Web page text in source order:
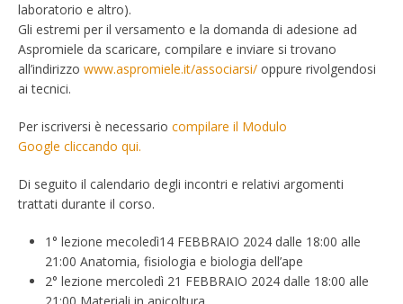
laboratorio e altro).
Gli estremi per il versamento e la domanda di adesione ad
Aspromiele da scaricare, compilare e inviare si trovano
all’indirizzo www.aspromiele.it/associarsi/ oppure rivolgendosi
ai tecnici.
Per iscriversi è necessario compilare il Modulo
Google cliccando qui.
Di seguito il calendario degli incontri e relativi argomenti
trattati durante il corso.
1° lezione mecoledì14 FEBBRAIO 2024 dalle 18:00 alle
21:00 Anatomia, fisiologia e biologia dell’ape
2° lezione mercoledì 21 FEBBRAIO 2024 dalle 18:00 alle